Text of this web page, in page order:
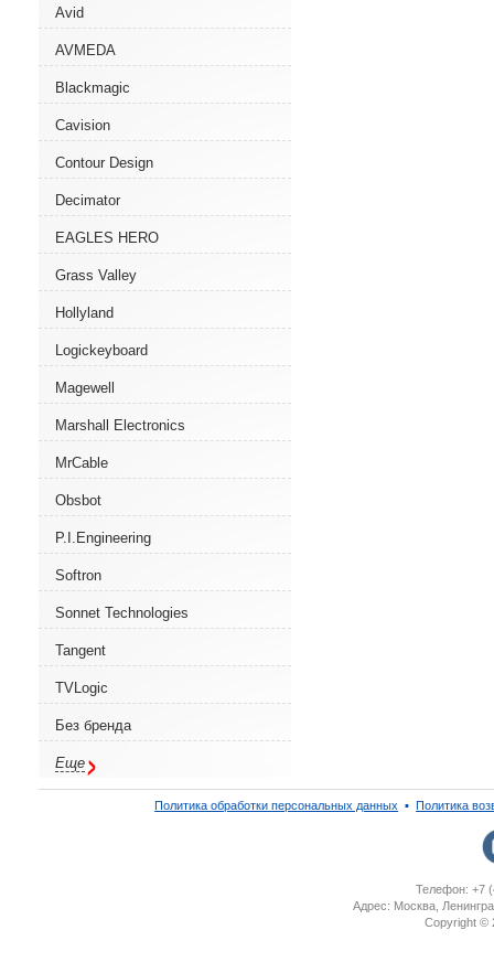
Avid
AVMEDA
Blackmagic
Cavision
Contour Design
Decimator
EAGLES HERO
Grass Valley
Hollyland
Logickeyboard
Magewell
Marshall Electronics
MrCable
Obsbot
P.I.Engineering
Softron
Sonnet Technologies
Tangent
TVLogic
Без бренда
Еще
Политика обработки персональных данных ▪ Политика
Телефон: +7
Адрес: Москва,
Copyright ©